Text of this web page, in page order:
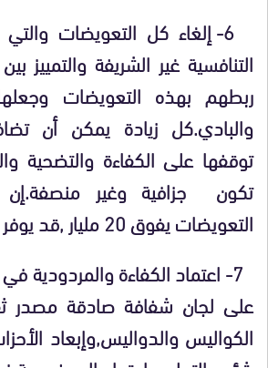
6- إلغاء كل التعويضات
التنافسية غير الشريفة والتمييز
ربطهم بهذه التعويضات
والبادي.كل زيادة يمكن أن
توقفها على الكفاءة والتضحية
تكون جزافية وغير
التعويضات يفوق 20 مليار ,قد يوفر لنا 4000 منصب.
7- اعتماد الكفاءة والمردودية
على لجان شفافة صادقة مصدر
الكواليس والدواليس,وإبعاد